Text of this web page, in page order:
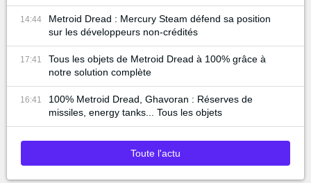
14:44
Metroid Dread : Mercury Steam défend sa position
sur les développeurs non-crédités
17:41
Tous les objets de Metroid Dread à 100% grâce à
notre solution complète
16:41
100% Metroid Dread, Ghavoran : Réserves de
missiles, energy tanks... Tous les objets
Toute l'actu